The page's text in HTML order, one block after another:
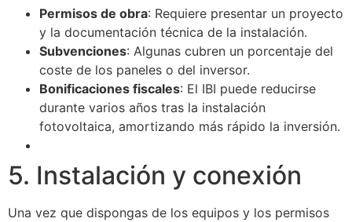
Permisos de obra: Requiere presentar un proyecto
y la documentación técnica de la instalación.
Subvenciones: Algunas cubren un porcentaje del
coste de los paneles o del inversor.
Bonificaciones fiscales: El IBI puede reducirse
durante varios años tras la instalación
fotovoltaica, amortizando más rápido la inversión.
5. Instalación y conexión
Una vez que dispongas de los equipos y los permisos